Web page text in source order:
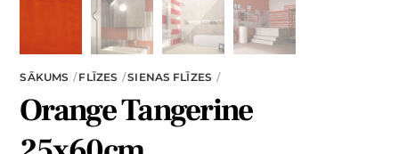
SĀKUMS FLĪZES SIENAS FLĪZES
Orange Tangerine